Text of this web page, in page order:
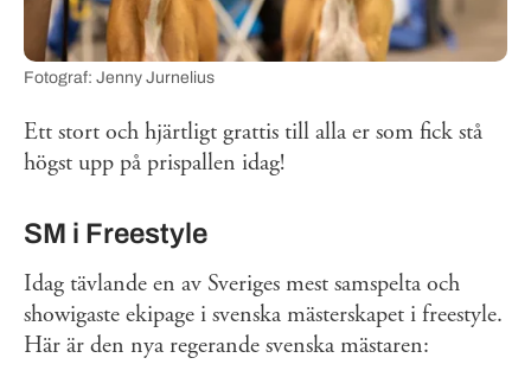
Fotograf: Jenny Jurnelius
Ett stort och hjärtligt grattis till alla er som fick stå
högst upp på prispallen idag!
SM i Freestyle
Idag tävlande en av Sveriges mest samspelta och
showigaste ekipage i svenska mästerskapet i freestyle.
Här är den nya regerande svenska mästaren: